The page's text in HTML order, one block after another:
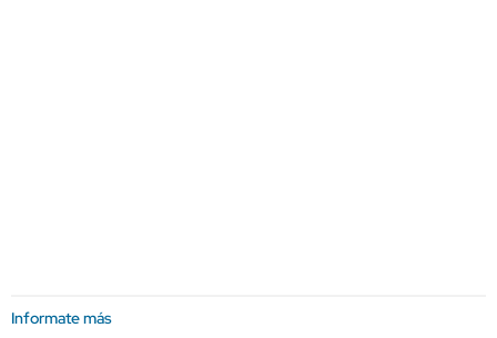
Informate más